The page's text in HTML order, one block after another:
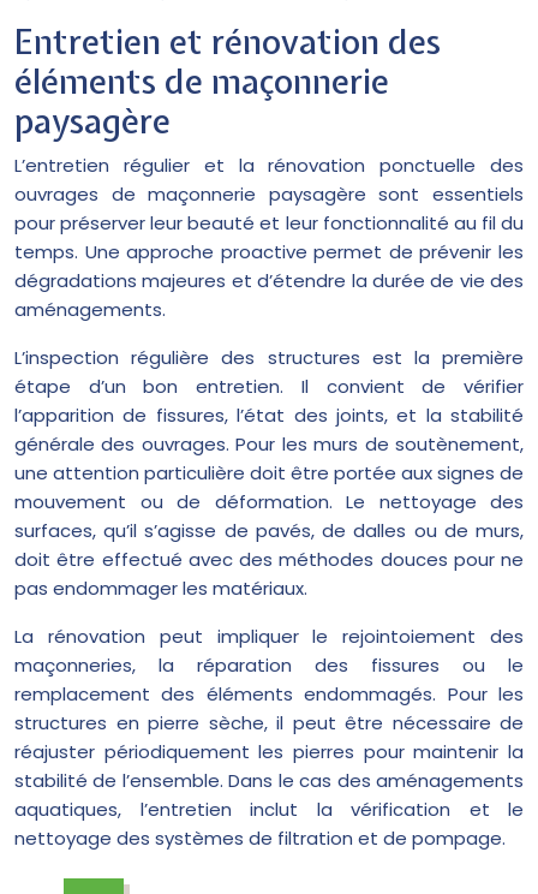
Entretien et rénovation des
éléments de maçonnerie
paysagère
L’entretien régulier et la rénovation ponctuelle des
ouvrages de maçonnerie paysagère sont essentiels
pour préserver leur beauté et leur fonctionnalité au fil du
temps. Une approche proactive permet de prévenir les
dégradations majeures et d’étendre la durée de vie des
aménagements.
L’inspection régulière des structures est la première
étape d’un bon entretien. Il convient de vérifier
l’apparition de fissures, l’état des joints, et la stabilité
générale des ouvrages. Pour les murs de soutènement,
une attention particulière doit être portée aux signes de
mouvement ou de déformation. Le nettoyage des
surfaces, qu’il s’agisse de pavés, de dalles ou de murs,
doit être effectué avec des méthodes douces pour ne
pas endommager les matériaux.
La rénovation peut impliquer le rejointoiement des
maçonneries, la réparation des fissures ou le
remplacement des éléments endommagés. Pour les
structures en pierre sèche, il peut être nécessaire de
réajuster périodiquement les pierres pour maintenir la
stabilité de l’ensemble. Dans le cas des aménagements
aquatiques, l’entretien inclut la vérification et le
nettoyage des systèmes de filtration et de pompage.